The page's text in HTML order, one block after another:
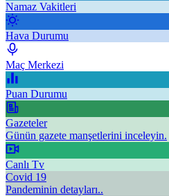
Namaz Vakitleri
Hava Durumu
Maç Merkezi
Puan Durumu
Gazeteler
Günün gazete manşetlerini inceleyin.
Canlı Tv
Covid 19
Pandeminin detayları..